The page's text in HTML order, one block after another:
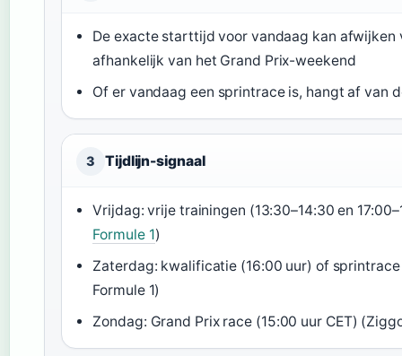
De exacte starttijd voor vandaag kan afwijken
afhankelijk van het Grand Prix-weekend
Of er vandaag een sprintrace is, hangt af van
3 Tijdlijn-signaal
Vrijdag: vrije trainingen (13:30–14:30 en
Formule 1)
Zaterdag: kwalificatie (16:00 uur) of
Formule 1)
Zondag: Grand Prix race (15:00 uur CET)